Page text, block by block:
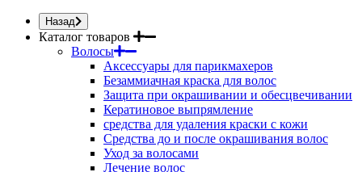
Назад
Каталог товаров
Волосы
Аксессуары для парикмахеров
Безаммиачная краска для волос
Защита при окрашивании и обесцвечивании
Кератиновое выпрямление
средства для удаления краски с кожи
Средства до и после окрашивания волос
Уход за волосами
Лечение волос